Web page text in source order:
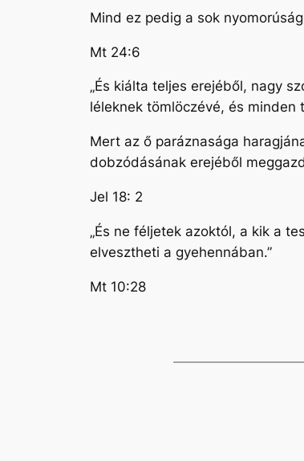
Mind ez pedig a sok
Mt 24:6
„És kiálta teljes erejéből, nagy
léleknek tömlöczévé, és
Mert az ő paráznasága
dobzódásának erejéből
Jel 18: 2
„És ne féljetek azoktól, a kik a
elvesztheti a gyehennában.”
Mt 10:28